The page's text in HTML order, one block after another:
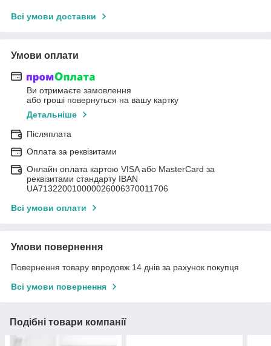
Всі умови доставки
Умови оплати
Ви отримаєте замовлення
або гроші повернуться на вашу картку
Детальніше
Післяплата
Оплата за реквізитами
Онлайн оплата картою VISA або MasterCard за
реквізитами стандарту IBAN
UA713220010000026006370011706
Всі умови оплати
Умови повернення
Повернення товару впродовж 14 днів за рахунок покупця
Всі умови повернення
Подібні товари компанії